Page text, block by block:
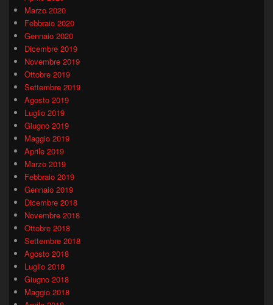
Marzo 2020
Febbraio 2020
Gennaio 2020
Dicembre 2019
Novembre 2019
Ottobre 2019
Settembre 2019
Agosto 2019
Luglio 2019
Giugno 2019
Maggio 2019
Aprile 2019
Marzo 2019
Febbraio 2019
Gennaio 2019
Dicembre 2018
Novembre 2018
Ottobre 2018
Settembre 2018
Agosto 2018
Luglio 2018
Giugno 2018
Maggio 2018